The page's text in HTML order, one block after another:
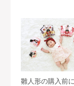
雛人形の購入前